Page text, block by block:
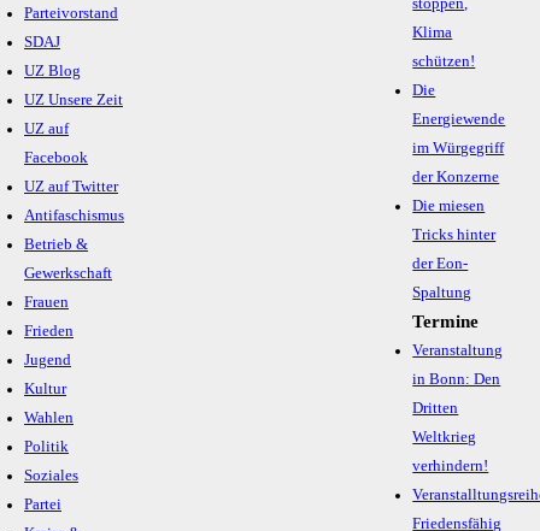
Parteivorstand
SDAJ
UZ Blog
UZ Unsere Zeit
UZ auf
Facebook
UZ auf Twitter
Antifaschismus
Betrieb &
Gewerkschaft
Frauen
Frieden
Jugend
Kultur
Wahlen
Politik
Soziales
Partei
stoppen,
Klima
schützen!
Die
Energiewende
im Würgegriff
der Konzerne
Die miesen
Tricks hinter
der Eon-
Spaltung
Termine
Veranstaltung
in Bonn: Den
Dritten
Weltkrieg
verhindern!
Friedensfähig